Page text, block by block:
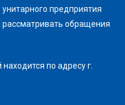
унитарного предприятия
обращения
по адресу г.